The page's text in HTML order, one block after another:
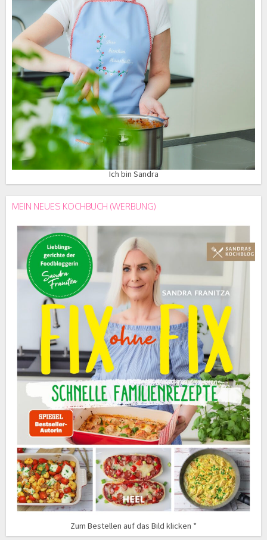
Ich bin Sandra
MEIN NEUES KOCHBUCH (WERBUNG)
Zum Bestellen auf das Bild klicken *